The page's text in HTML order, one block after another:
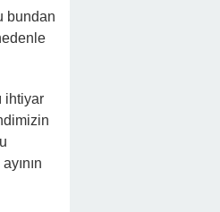
bundan
ihtiyar